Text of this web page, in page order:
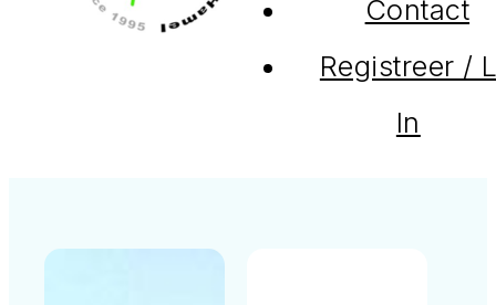
Contact
Registreer /
In